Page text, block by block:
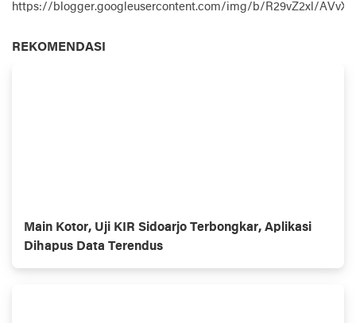
https://blogger.googleusercontent.com/img/b/R29vZ2xl/
REKOMENDASI
Main Kotor, Uji KIR Sidoarjo Terbongkar, Aplikasi
Dihapus Data Terendus